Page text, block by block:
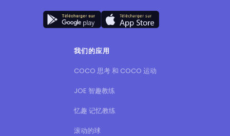
我们的应用
COCO 思考 和 COCO 运动
JOE 智趣教练
忆趣 记忆教练
滚动的球